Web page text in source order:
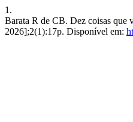
1.
Barata R de CB. Dez coisas que
2026];2(1):17p. Disponível em: